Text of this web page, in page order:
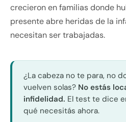
crecieron en familias donde
presente abre heridas de la
necesitan ser trabajadas.
¿La cabeza no te para, no
vuelven solas? No estás
infidelidad. El test te dice
qué necesitás ahora.